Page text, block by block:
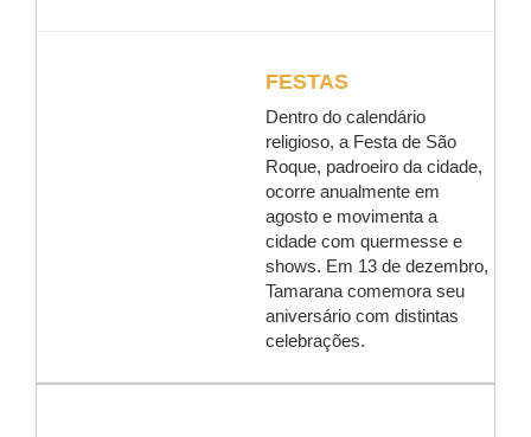
FESTAS
Dentro do calendário
religioso, a Festa de São
Roque, padroeiro da cidade,
ocorre anualmente em
agosto e movimenta a
cidade com quermesse e
shows. Em 13 de dezembro,
Tamarana comemora seu
aniversário com distintas
celebrações.